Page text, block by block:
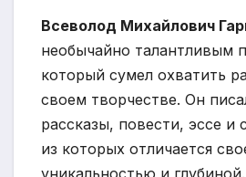
Всеволод Михайлович
необычайно талантливым
который сумел охватить
своем творчестве. Он
рассказы, повести, эссе и
из которых отличается